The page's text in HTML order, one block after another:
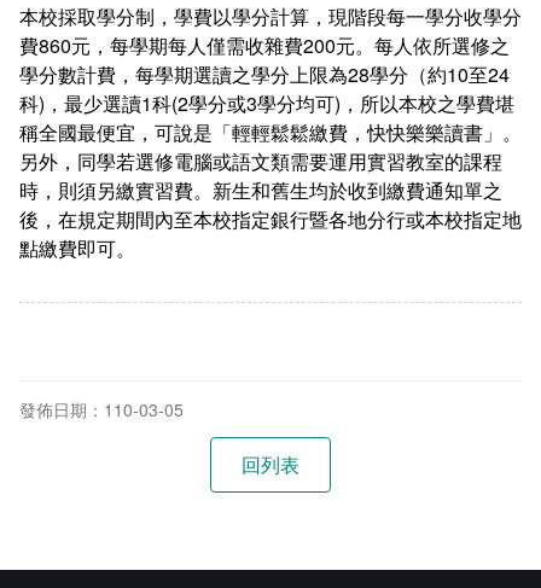
就學費用減免申請
選系申請
學分抵免及減修申請
在學
成績查詢
學生行事曆
數位學生證換發
畢業
畢業申請
畢業學分配置
本校採取學分制，學費以學分計算，現階段每一學分收學分
費860元，每學期每人僅需收雜費200元。每人依所選修之
學分數計費，每學期選讀之學分上限為28學分（約10至24
科)，最少選讀1科(2學分或3學分均可)，所以本校之學費堪
稱全國最便宜，可說是「輕輕鬆鬆繳費，快快樂樂讀書」。
另外，同學若選修電腦或語文類需要運用實習教室的課程
時，則須另繳實習費。新生和舊生均於收到繳費通知單之
後，在規定期間內至本校指定銀行暨各地分行或本校指定地
點繳費即可。
發佈日期：110-03-05